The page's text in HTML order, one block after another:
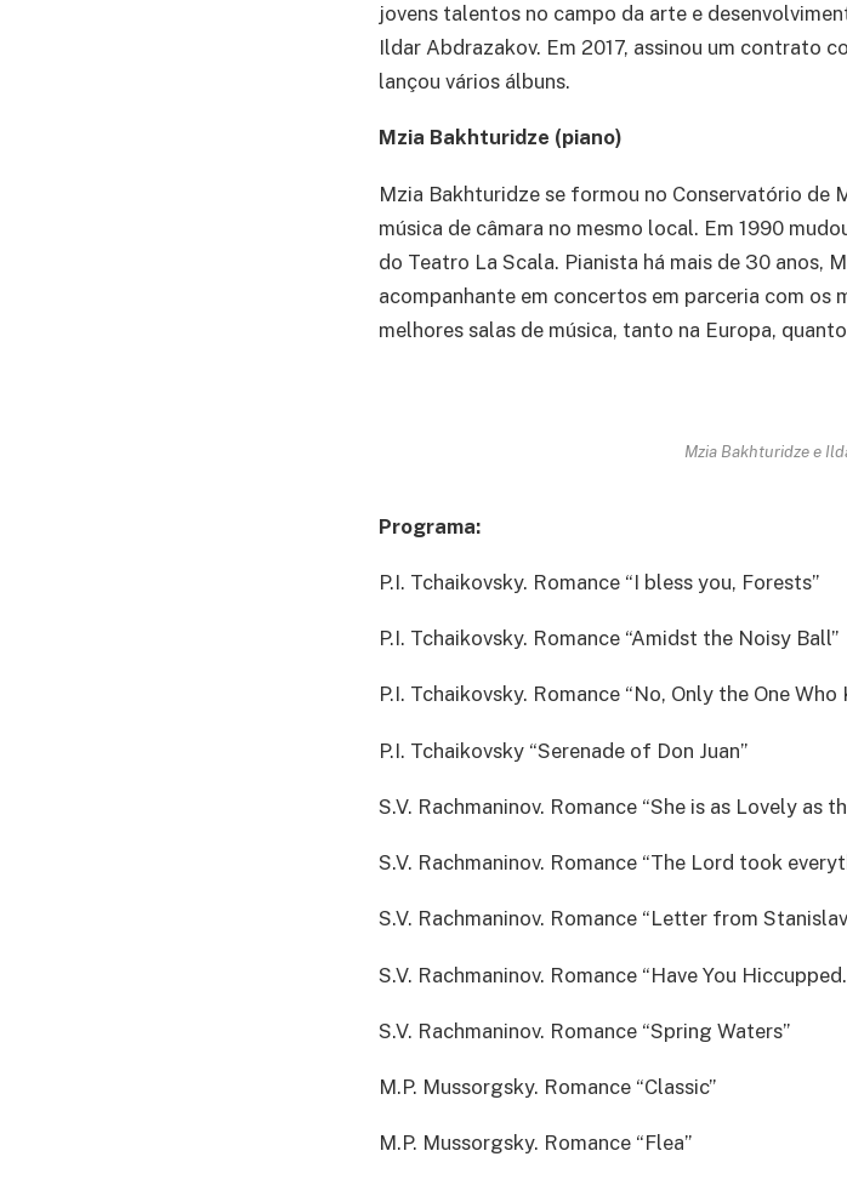
jovens talentos no campo da arte e
Ildar Abdrazakov. Em 2017, assinou um contrato
lançou vários álbuns.
Mzia Bakhturidze (piano)
Mzia Bakhturidze se formou no Conservatório de
música de câmara no mesmo local. Em 1990
do Teatro La Scala. Pianista há mais de 30 anos,
acompanhante em concertos em parceria com os
melhores salas de música, tanto na Europa,
Mzia Bakhturidze e
Programa:
P.I. Tchaikovsky. Romance “I bless you, Forests”
P.I. Tchaikovsky. Romance “Amidst the Noisy Ball”
P.I. Tchaikovsky. Romance “No, Only the One Who
P.I. Tchaikovsky “Serenade of Don Juan”
S.V. Rachmaninov. Romance “She is as Lovely as
S.V. Rachmaninov. Romance “The Lord took
S.V. Rachmaninov. Romance “Letter from
S.V. Rachmaninov. Romance “Have You
S.V. Rachmaninov. Romance “Spring Waters”
M.P. Mussorgsky. Romance “Classic”
M.P. Mussorgsky. Romance “Flea”